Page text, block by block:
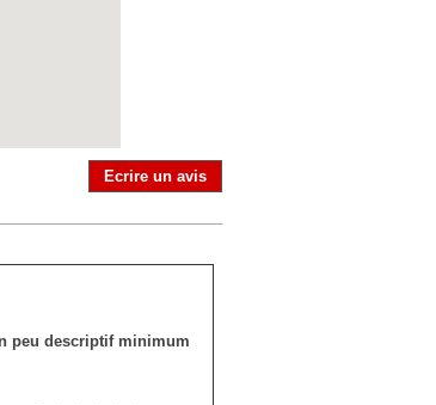
Ecrire un avis
peu descriptif minimum